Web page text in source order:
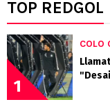
TOP REDGOL
1
COLO